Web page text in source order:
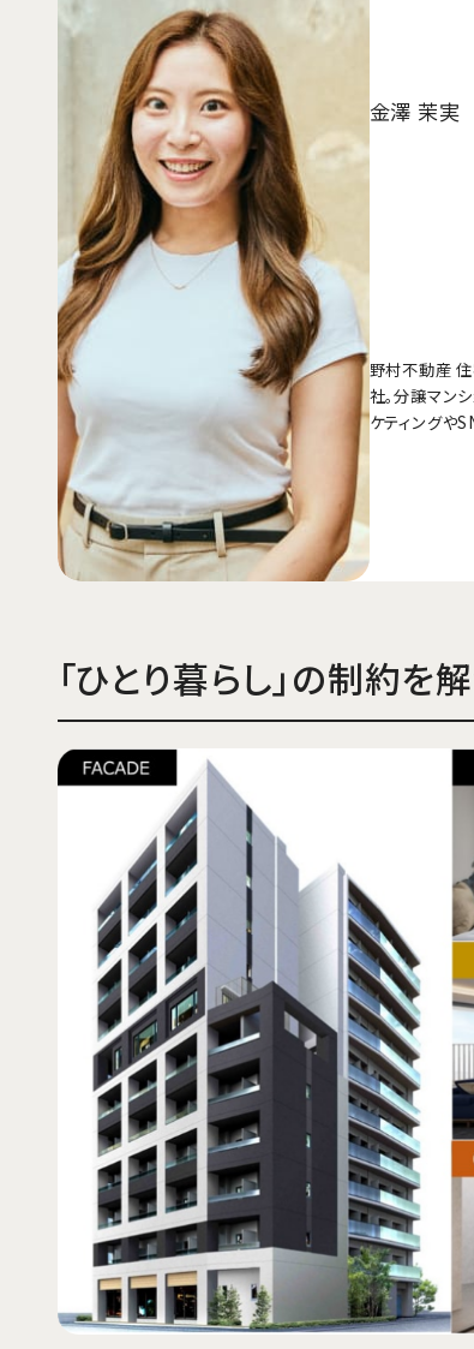
金澤 茉実
野村不動産
社。分譲マン
ケティングや
「ひとり暮らし」の制約を